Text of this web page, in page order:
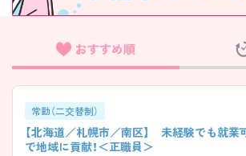
フリーワード検索
おすすめ順
常勤（二交替制）
【北海道／札幌市／南区】 未経験でも就業可
で地域に貢献！＜正職員＞